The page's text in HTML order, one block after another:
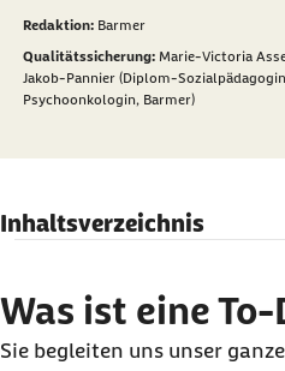
Redaktion: Barmer
Qualitätssicherung: Marie-Victoria
Jakob-Pannier (Diplom-
Psychoonkologin, Barmer)
Inhaltsverzeichnis
Wie schreibt man eine
Was ist eine
Sie begleiten uns unser